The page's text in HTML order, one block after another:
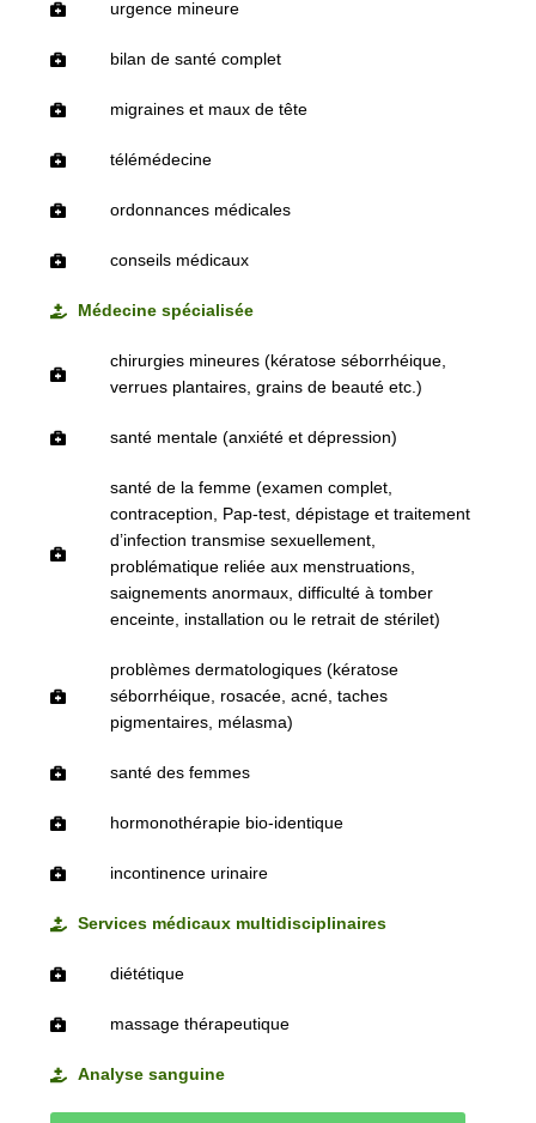
urgence mineure
bilan de santé complet
migraines et maux de tête
télémédecine
ordonnances médicales
conseils médicaux
Médecine spécialisée
chirurgies mineures (kératose séborrhéique,
verrues plantaires, grains de beauté etc.)
santé mentale (anxiété et dépression)
santé de la femme (examen complet,
contraception, Pap-test, dépistage et traitement
d’infection transmise sexuellement,
problématique reliée aux menstruations,
saignements anormaux, difficulté à tomber
enceinte, installation ou le retrait de stérilet)
problèmes dermatologiques (kératose
séborrhéique, rosacée, acné, taches
pigmentaires, mélasma)
santé des femmes
hormonothérapie bio-identique
incontinence urinaire
Services médicaux multidisciplinaires
diététique
massage thérapeutique
Analyse sanguine